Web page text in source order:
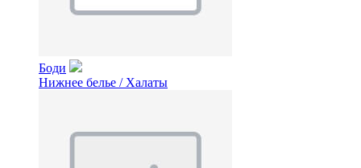
Боди
Нижнее белье / Халаты